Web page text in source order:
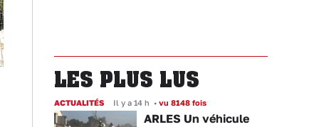
LES PLUS LUS
ACTUALITÉS Il y a 14 h • vu 8148 fois
ARLES Un véhicule